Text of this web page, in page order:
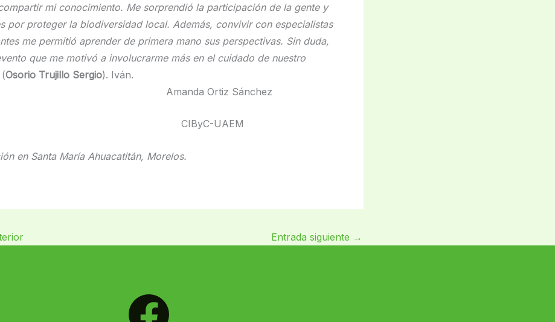
mi conocimiento. Me sorprendió la participación de la gente y
por proteger la biodiversidad local. Además, convivir con especialistas
me permitió aprender de primera mano sus perspectivas. Sin duda,
que me motivó a involucrarme más en el cuidado de nuestro
(Osorio Trujillo Sergio). Iván.
Ortiz Sánchez
UAEM
en Santa María Ahuacatitán, Morelos.
Entrada siguiente →